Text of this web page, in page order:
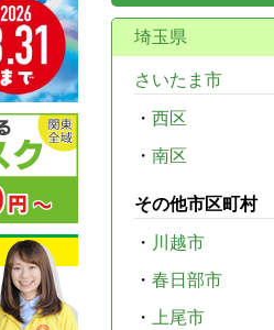
埼玉県
さいたま市
・ 西区
・ 南区
その他市区町村
・ 川越市
・ 春日部市
・
上尾市